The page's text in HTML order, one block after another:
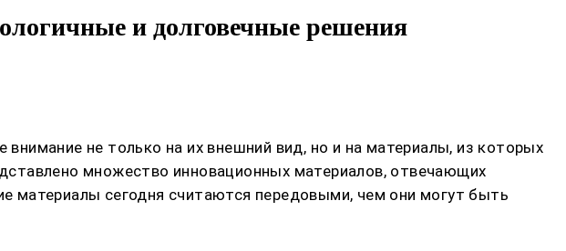
и долговечные решения
не только на их внешний вид, но и на материалы, из которых
множество инновационных материалов, отвечающих
материалы сегодня считаются передовыми, чем они могут быть